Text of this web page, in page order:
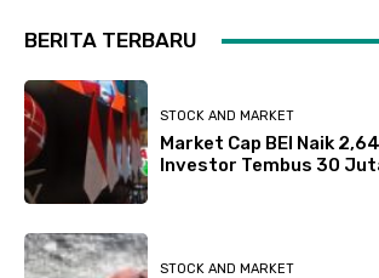
BERITA TERBARU
STOCK AND MARKET
Market Cap BEI Naik
Investor Tembus 30
STOCK AND MARKET